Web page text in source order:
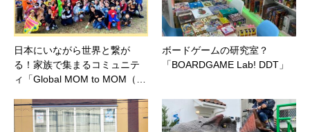
日本にいながら世界と繋が
る！家族で集まるコミュニテ
ィ「Global MOM to MOM（…
ボードゲームの研究室？
「BOARDGAME Lab! DDT」